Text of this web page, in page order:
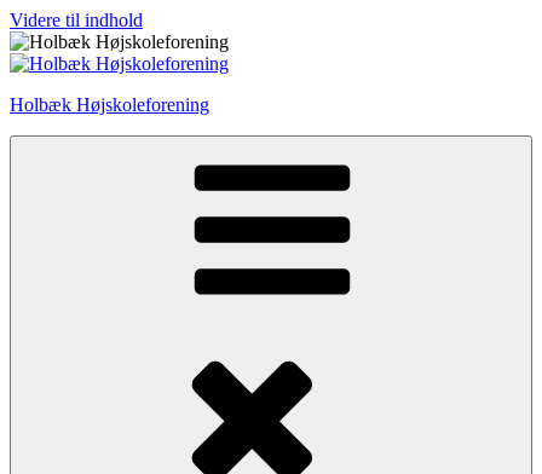
Videre til indhold
Holbæk Højskoleforening